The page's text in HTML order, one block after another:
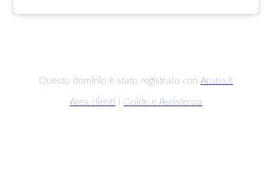
Questo dominio è stato registrato con Aruba.it
Area clienti Guide e Assistenza